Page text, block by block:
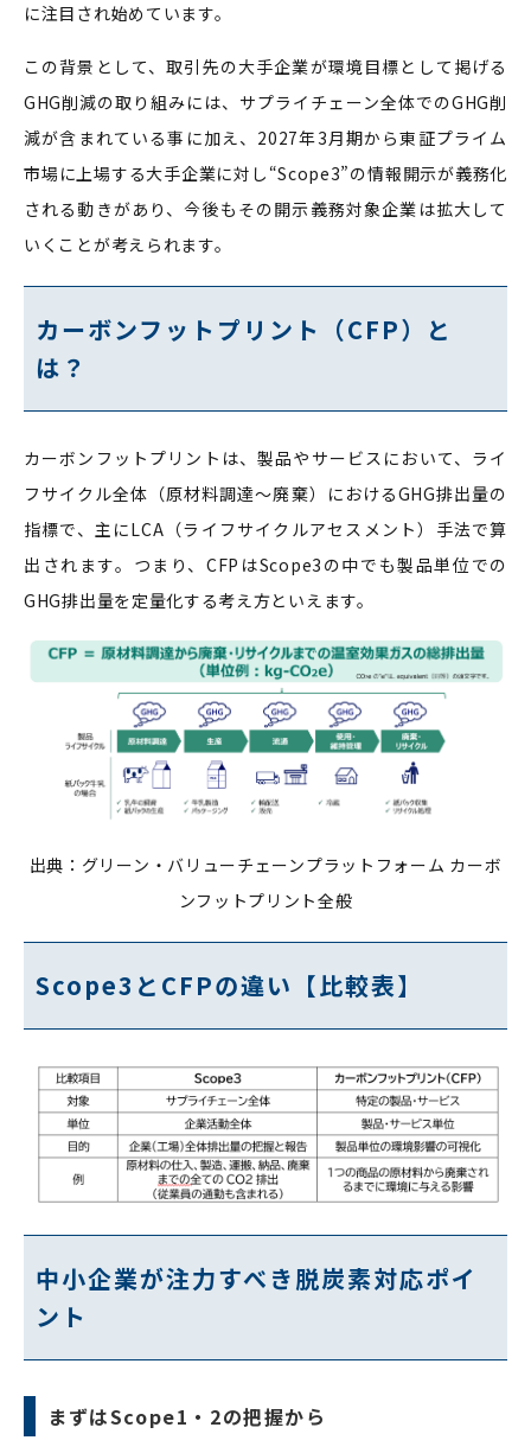
に注目され始めています。
この背景として、取引先の大手企業が環境目標として掲げる
GHG削減の取り組みには、サプライチェーン全体でのGHG削
減が含まれている事に加え、2027年3月期から東証プライム
市場に上場する大手企業に対し“Scope3”の情報開示が義務化
される動きがあり、今後もその開示義務対象企業は拡大して
いくことが考えられます。
カーボンフットプリント（CFP）と
は？
カーボンフットプリントは、製品やサービスにおいて、ライ
フサイクル全体（原材料調達〜廃棄）におけるGHG排出量の
指標で、主にLCA（ライフサイクルアセスメント）手法で算
出されます。つまり、CFPはScope3の中でも製品単位での
GHG排出量を定量化する考え方といえます。
出典： グリーン・バリューチェーンプラットフォーム カーボ
ンフットプリント全般
Scope3とCFPの違い【比較表】
中小企業が注力すべき脱炭素対応ポイ
ント
まずはScope1・2の把握から